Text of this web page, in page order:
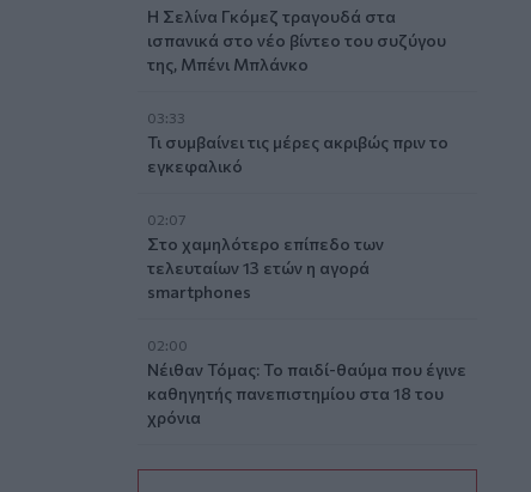
Η Σελίνα Γκόμεζ τραγουδά στα
ισπανικά στο νέο βίντεο του συζύγου
της, Μπένι Μπλάνκο
03:33
Τι συμβαίνει τις μέρες ακριβώς πριν το
εγκεφαλικό
02:07
Στο χαμηλότερο επίπεδο των
τελευταίων 13 ετών η αγορά
smartphones
02:00
Νέιθαν Τόμας: Το παιδί-θαύμα που έγινε
καθηγητής πανεπιστημίου στα 18 του
χρόνια
01:10